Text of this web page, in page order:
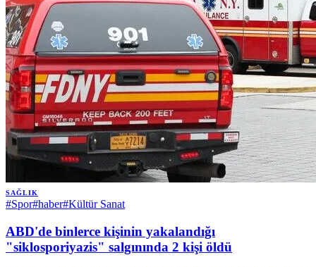
SAĞLIK
#Spor#haber#Kültür Sanat
ABD'de binlerce kişinin yakalandığı
"siklosporiyazis" salgınında 2 kişi öldü